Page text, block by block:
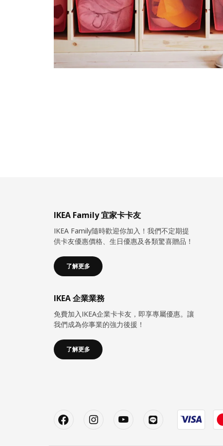
IKEA Family 宜家卡卡友
IKEA Family隨時歡迎你加入！我們不定期提
供卡友優惠價格、生日優惠及各類驚喜贈品！
了解更多
IKEA 企業業務
免費加入IKEA企業卡卡友，即享專屬優惠。讓
我們成為你事業的強力後援！
了解更多